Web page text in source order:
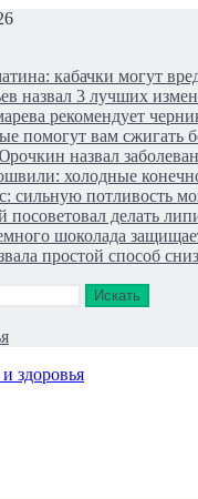
кабачки могут
назвал 3 лучших
рекомендует
помогут вам
назвал
холодные
сильную потливость
посоветовал делать
шоколада
простой способ
Искать